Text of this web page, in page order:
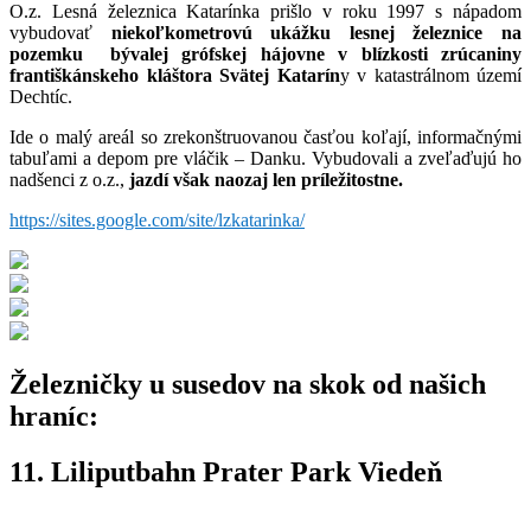
O.z. Lesná železnica Katarínka prišlo v roku 1997 s nápadom
vybudovať niekoľkometrovú ukážku lesnej železnice na
pozemku bývalej grófskej hájovne v blízkosti zrúcaniny
františkánskeho kláštora Svätej Kataríny v katastrálnom území
Dechtíc.
Ide o malý areál so zrekonštruovanou časťou koľají, informačnými
tabuľami a depom pre vláčik – Danku. Vybudovali a zveľaďujú ho
nadšenci z o.z., jazdí však naozaj len príležitostne.
https://sites.google.com/site/lzkatarinka/
Železničky u susedov na skok od našich
hraníc:
11. Liliputbahn Prater Park Viedeň